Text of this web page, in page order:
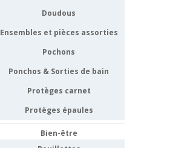
Doudous
Ensembles et pièces assorties
Pochons
Ponchos & Sorties de bain
Protèges carnet
Protèges épaules
Bien-être